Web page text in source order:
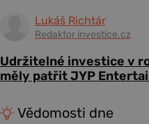
Lukáš Richtár
Redaktor investice.cz
Udržitelné investice v
měly patřit JYP
Vědomosti dne